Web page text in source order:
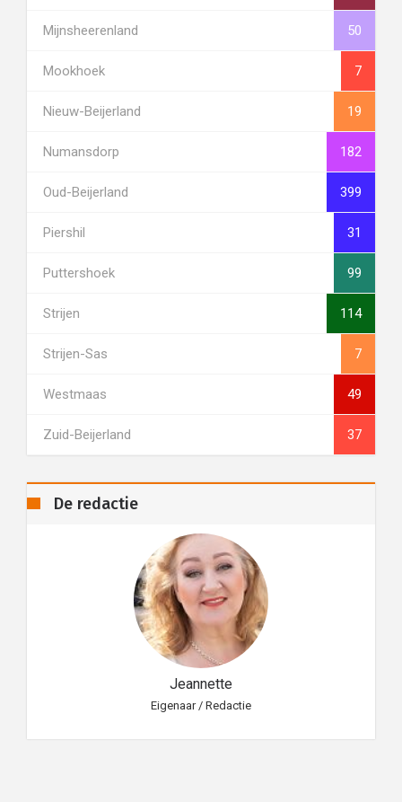
Mijnsheerenland 50
Mookhoek 7
Nieuw-Beijerland 19
Numansdorp 182
Oud-Beijerland 399
Piershil 31
Puttershoek 99
Strijen 114
Strijen-Sas 7
Westmaas 49
Zuid-Beijerland 37
De redactie
Jeannette
Eigenaar / Redactie